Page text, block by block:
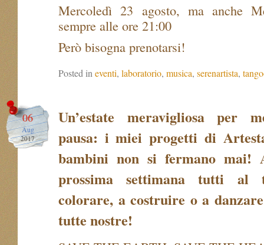
Mercoledì 23 agosto, ma anche
sempre alle ore 21:00
Però bisogna prenotarsi!
Posted in eventi, laboratorio, musica, serenartista,
06
Aug
2017
Un’estate meravigliosa per
pausa: i miei progetti di
bambini non si fermano mai!
prossima settimana tutti al
colorare, a costruire o a
tutte nostre!